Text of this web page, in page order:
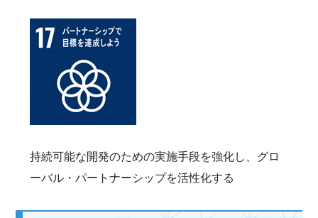
持続可能な開発のための実施手段を強化し、グロ
ーバル・パートナーシップを活性化する